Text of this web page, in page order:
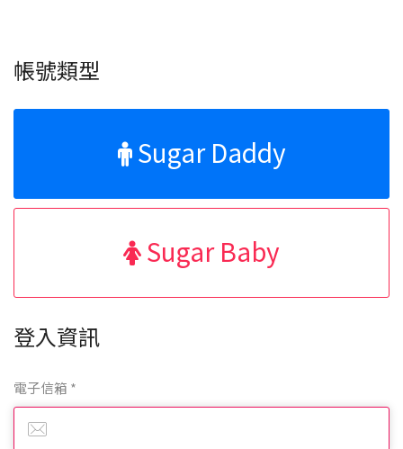
帳號類型
Sugar Daddy
Sugar Baby
登入資訊
電子信箱 *